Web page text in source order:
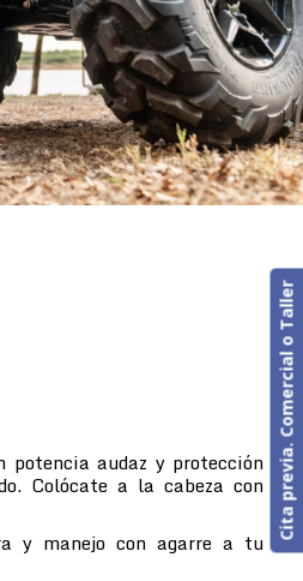
potencia audaz y protección
Colócate a la cabeza con
y manejo con agarre a tu
Cita previa. Comercial o Taller